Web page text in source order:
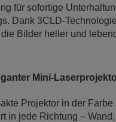
für sofortige
Dank 3CLD-
Bilder heller und
Mini-
Projektor in der Farbe
in jede Richtung –